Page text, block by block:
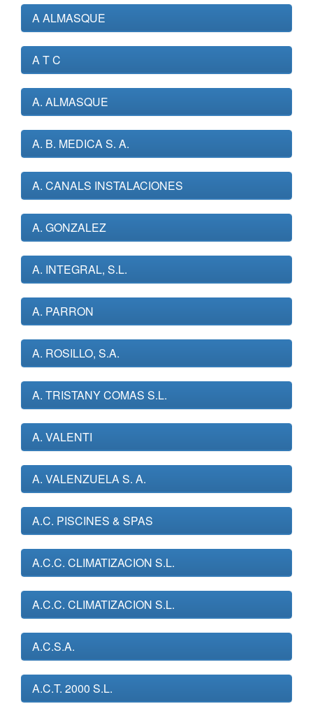
A ALMASQUE
A T C
A. ALMASQUE
A. B. MEDICA S. A.
A. CANALS INSTALACIONES
A. GONZALEZ
A. INTEGRAL, S.L.
A. PARRON
A. ROSILLO, S.A.
A. TRISTANY COMAS S.L.
A. VALENTI
A. VALENZUELA S. A.
A.C. PISCINES & SPAS
A.C.C. CLIMATIZACION S.L.
A.C.C. CLIMATIZACION S.L.
A.C.S.A.
A.C.T. 2000 S.L.